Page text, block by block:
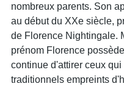
nombreux parents. Son
au début du XXe siècle,
de Florence Nightingale.
prénom Florence
continue d'attirer ceux
traditionnels empreints